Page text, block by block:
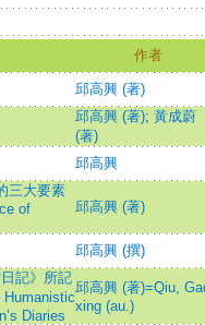
作者
邱高興 (著)
邱高興 (著); 黃成蔚
(著)
邱高興
三大要素
of
邱高興 (著)
邱高興 (撰)
記》所記
Humanistic
Diaries
邱高興 (著)=Qiu,
xing (au.)